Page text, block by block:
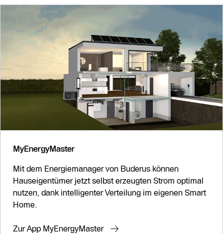
MyEnergyMaster
Mit dem Energiemanager von Buderus können
Hauseigentümer jetzt selbst erzeugten Strom optimal
nutzen, dank intelligenter Verteilung im eigenen Smart
Home.
Zur App MyEnergyMaster